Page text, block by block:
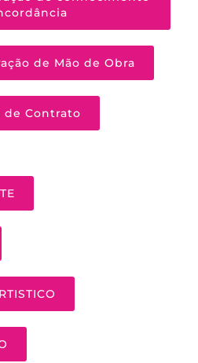
de Mão de Obra
de Contrato